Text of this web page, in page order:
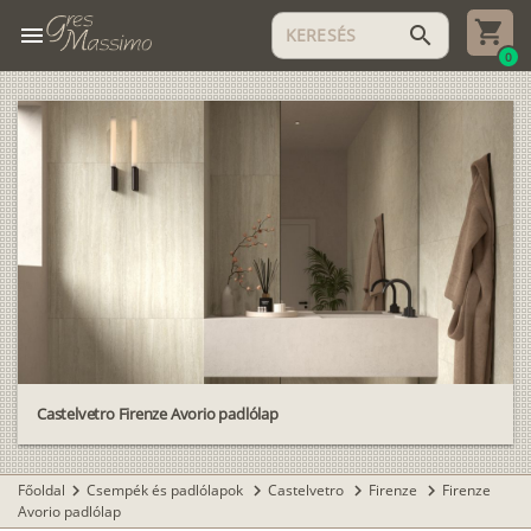
menu search
0
Castelvetro Firenze Avorio padlólap
Főoldal chevron_right Csempék és padlólapok chevron_right Castelvetro chevron_right Firenze chevron_right Firenze
Avorio padlólap